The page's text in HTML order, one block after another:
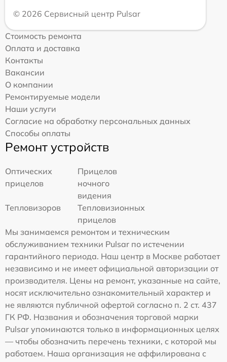
© 2026 Сервисный центр Pulsar
Стоимость ремонта
Оплата и доставка
Контакты
Вакансии
О компании
Ремонтируемые модели
Наши услуги
Согласие на обработку персональных данных
Способы оплаты
Ремонт устройств
Оптических
прицелов
Прицелов
ночного
видения
Тепловизоров
Тепловизионных
прицелов
Мы занимаемся ремонтом и техническим
обслуживанием техники Pulsar по истечении
гарантийного периода. Наш центр в Москве работает
независимо и не имеет официальной авторизации от
производителя. Цены на ремонт, указанные на сайте,
носят исключительно ознакомительный характер и
не являются публичной офертой согласно п. 2 ст. 437
ГК РФ. Названия и обозначения торговой марки
Pulsar упоминаются только в информационных целях
— чтобы обозначить перечень техники, с которой мы
работаем. Наша организация не аффилирована с